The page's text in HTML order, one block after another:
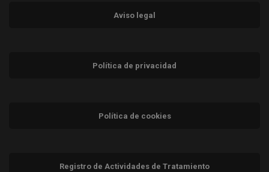
Aviso legal
Política de privacidad
Política de cookies
Registro de Actividades de Tratamiento